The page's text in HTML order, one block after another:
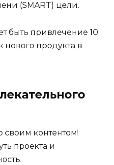
(SMART) цели.
быть привлечение 10
нового продукта в
своим контентом!
проекта и